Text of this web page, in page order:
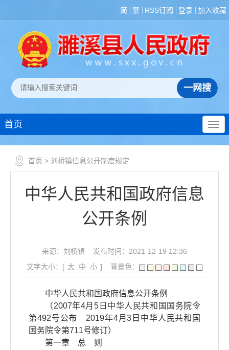
简 繁 RSS订阅 登录 加入收藏
首页
首页 > 刘桥镇信息公开制度规定
中华人民共和国政府信息
公开条例
来源：刘桥镇
发布时间：2021-12-19 12:36
文字大小：[ 大 中 小 ] 背景色：
中华人民共和国政府信息公开条例
（2007年4月5日中华人民共和国国务院令
第492号公布 2019年4月3日中华人民共和国
国务院令第711号修订）
第一章 总 则